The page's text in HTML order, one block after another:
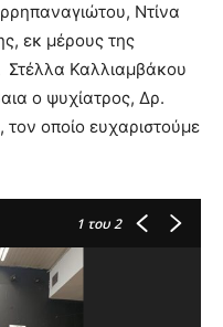
Ντίνα
εκ μέρους της
Στέλλα Καλλιαμβάκου
ο ψυχίατρος, Δρ.
οποίο ευχαριστούμε
1 του 2